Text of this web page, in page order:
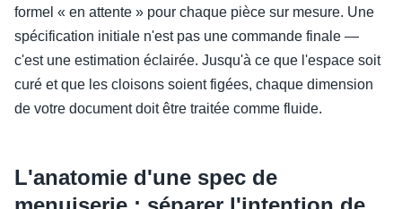
formel « en attente » pour chaque pièce sur mesure. Une
spécification initiale n'est pas une commande finale —
c'est une estimation éclairée. Jusqu'à ce que l'espace soit
curé et que les cloisons soient figées, chaque dimension
de votre document doit être traitée comme fluide.
L'anatomie d'une spec de